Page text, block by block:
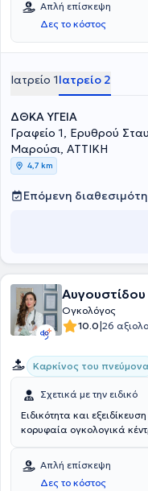
Απλή επίσκεψη
Δες το κόστος
Ιατρείο 1Ιατρείο 2
ΔΘΚΑ ΥΓΕΙΑ
Γραφείο 1, Ερυθρού
Μαρούσι, ΑΤΤΙΚΗ
4,7 km
Επόμενη
Ογκολόγος
10.0|26
Καρκίνος του πνεύμονα
Σχετικά με την ειδικό
Ειδικότητα και
κορυφαία ογκολογικά
Απλή επίσκεψη
Δες το κόστος